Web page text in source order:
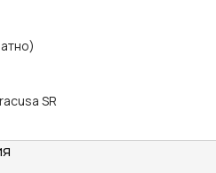
SR